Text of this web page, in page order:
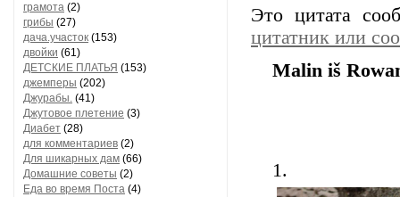
грамота (2)
грибы (27)
дача.участок (153)
двойки (61)
ДЕТСКИЕ ПЛАТЬЯ (153)
джемперы (202)
Джурабы. (41)
Джутовое плетение (3)
Диабет (28)
для комментариев (2)
Для шикарных дам (66)
Домашние советы (2)
Еда во время Поста (4)
Это цитата
цитатник или
Malin iš
1.